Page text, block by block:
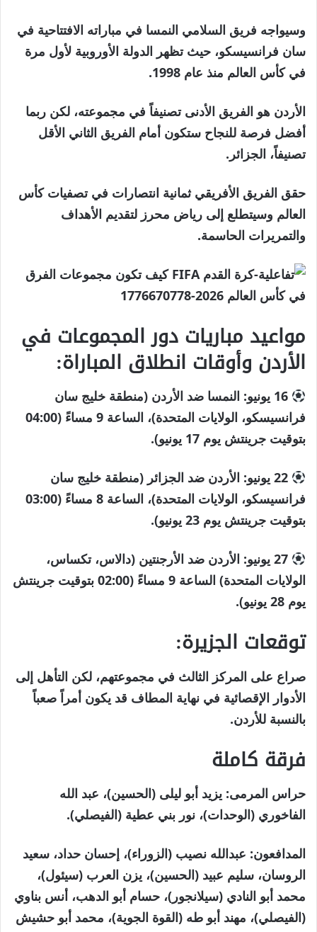
وسيواجه فريق السلامي النمسا في مباراته الافتتاحية في
سان فرانسيسكو، حيث تظهر الدولة الأوروبية لأول مرة
في كأس العالم منذ عام 1998.
الأردن هو الفريق الأدنى تصنيفاً في مجموعته، لكن ربما
أفضل فرصة للنجاح ستكون أمام الفريق الثاني الأقل
تصنيفاً، الجزائر.
حقق الفريق الأفريقي ثمانية انتصارات في تصفيات كأس
العالم وسيتطلع إلى رياض محرز لتقديم الأهداف
والتمريرات الحاسمة.
مواعيد مباريات دور المجموعات في
الأردن وأوقات انطلاق المباراة:
16 يونيو: النمسا ضد الأردن (منطقة خليج سان
فرانسيسكو، الولايات المتحدة)، الساعة 9 مساءً (04:00
بتوقيت جرينتش يوم 17 يونيو).
22 يونيو: الأردن ضد الجزائر (منطقة خليج سان
فرانسيسكو، الولايات المتحدة)، الساعة 8 مساءً (03:00
بتوقيت جرينتش يوم 23 يونيو).
27 يونيو: الأردن ضد الأرجنتين (دالاس، تكساس،
الولايات المتحدة) الساعة 9 مساءً (02:00 بتوقيت جرينتش
يوم 28 يونيو).
توقعات الجزيرة:
صراع على المركز الثالث في مجموعتهم، لكن التأهل إلى
الأدوار الإقصائية في نهاية المطاف قد يكون أمراً صعباً
بالنسبة للأردن.
فرقة كاملة
حراس المرمى: يزيد أبو ليلى (الحسين)، عبد الله
الفاخوري (الوحدات)، نور بني عطية (الفيصلي).
المدافعون: عبدالله نصيب (الزوراء)، إحسان حداد، سعيد
الروسان، سليم عبيد (الحسين)، يزن العرب (سيئول)،
محمد أبو النادي (سيلانجور)، حسام أبو الدهب، أنس بناوي
(الفيصلي)، مهند أبو طه (القوة الجوية)، محمد أبو حشيش